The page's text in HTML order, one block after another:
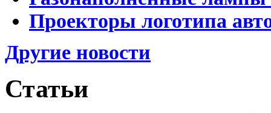
Проекторы логотипа
Другие новости
Статьи